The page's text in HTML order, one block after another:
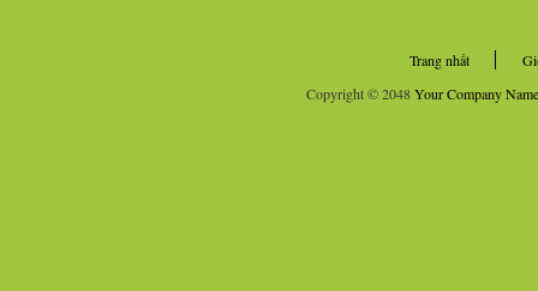
Trang nhất
Copyright © 2048Your Company Name